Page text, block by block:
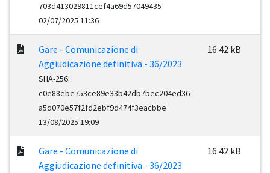
703d413029811cef4a69d57049435
02/07/2025 11:36
Gare - Comunicazione di
Aggiudicazione definitiva - 36/2023
SHA-256:
c0e88ebe753ce89e33b42db7bec204ed36
a5d070e57f2fd2ebf9d474f3eacbbe
13/08/2025 19:09
16.42 kB
Gare - Comunicazione di
Aggiudicazione definitiva - 36/2023
16.42 kB